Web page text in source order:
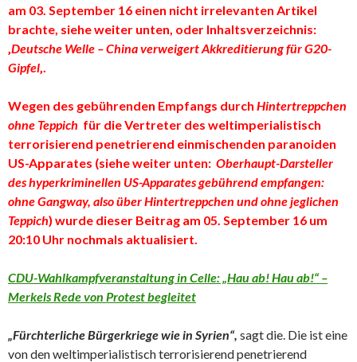
am 03. September 16 einen nicht irrelevanten Artikel
brachte, siehe weiter unten, oder Inhaltsverzeichnis:
‚Deutsche Welle – China verweigert Akkreditierung für G20-
Gipfel‚.
Wegen des gebührenden Empfangs durch Hintertreppchen
ohne Teppich für die Vertreter des weltimperialistisch
terrorisierend penetrierend einmischenden paranoiden
US-Apparates (siehe weiter unten: Oberhaupt-Darsteller
des hyperkriminellen US-Apparates gebührend empfangen:
ohne Gangway, also über Hintertreppchen und ohne jeglichen
Teppich) wurde dieser Beitrag am 05. September 16 um
20:10 Uhr nochmals aktualisiert.
CDU-Wahlkampfveranstaltung in Celle: „Hau ab! Hau ab!“ –
Merkels Rede von Protest begleitet
„Fürchterliche Bürgerkriege wie in Syrien“, sagt die. Die ist eine
von den weltimperialistisch terrorisierend penetrierend